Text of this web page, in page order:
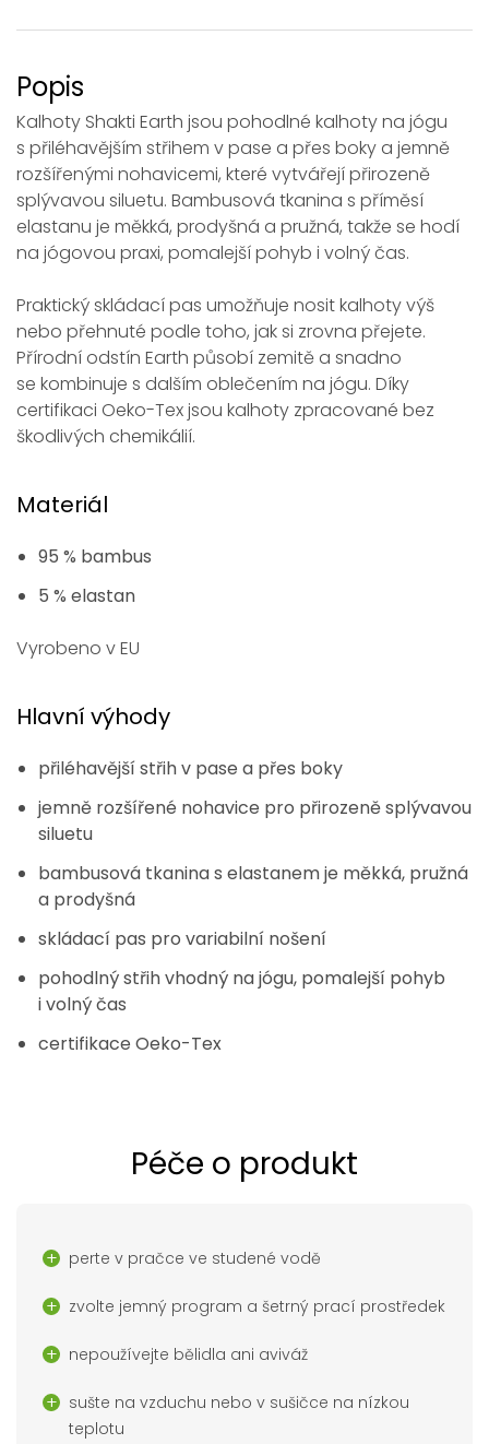
Popis
Kalhoty Shakti Earth jsou pohodlné kalhoty na jógu
s přiléhavějším střihem v pase a přes boky a jemně
rozšířenými nohavicemi, které vytvářejí přirozeně
splývavou siluetu. Bambusová tkanina s příměsí
elastanu je měkká, prodyšná a pružná, takže se hodí
na jógovou praxi, pomalejší pohyb i volný čas.
Praktický skládací pas umožňuje nosit kalhoty výš
nebo přehnuté podle toho, jak si zrovna přejete.
Přírodní odstín Earth působí zemitě a snadno
se kombinuje s dalším oblečením na jógu. Díky
certifikaci Oeko-Tex jsou kalhoty zpracované bez
škodlivých chemikálií.
Materiál
95 % bambus
5 % elastan
Vyrobeno v EU
Hlavní výhody
přiléhavější střih v pase a přes boky
jemně rozšířené nohavice pro přirozeně splývavou
siluetu
bambusová tkanina s elastanem je měkká, pružná
a prodyšná
skládací pas pro variabilní nošení
pohodlný střih vhodný na jógu, pomalejší pohyb
i volný čas
certifikace Oeko-Tex
Péče o produkt
perte v pračce ve studené vodě
zvolte jemný program a šetrný prací prostředek
nepoužívejte bělidla ani aviváž
sušte na vzduchu nebo v sušičce na nízkou
teplotu